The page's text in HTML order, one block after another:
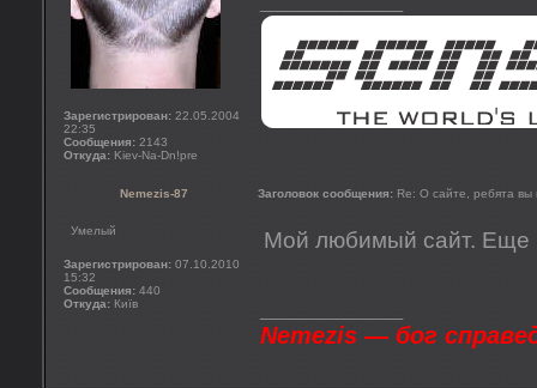
Зарегистрирован: 22.05.2004
22:35
Сообщения: 2143
Откуда: Kiev-Na-Dn!pre
Nemezis-87 Заголовок сообщения: Re: О сайте, ребята вы
Умелый
Зарегистрирован: 07.10.2010
15:32
Сообщения: 440
Откуда: Київ
Мой любимый сайт. Еще
Nemezis — бог